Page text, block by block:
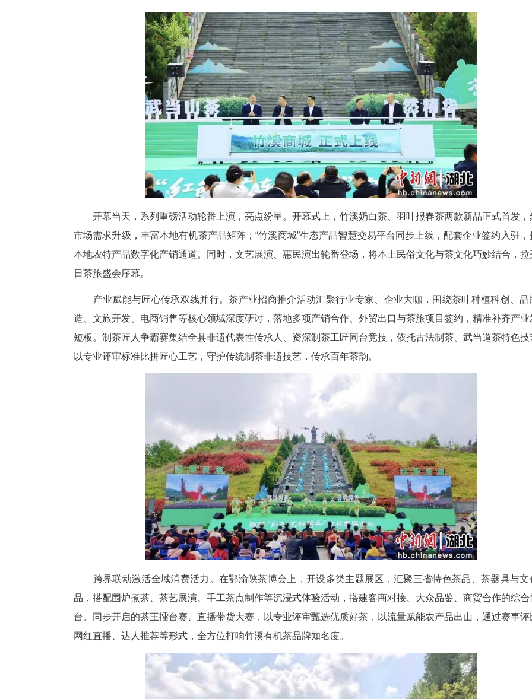
竹溪地处鄂渝陕三省交界，坐拥32万亩优质茶园，是名副其实的“中国茶叶之乡
身“中国茶业百强县”。依托优质生态基底与深厚茶俗文化，当地持续探索“茶区
山”的农旅融合发展路径，已建成2个4A级、12个3A级景区及六十余处乡村旅游景
此次茶旅文化季由武当山茶产业(品牌)联盟主办，本土龙头企业及茶产业协会联合
体、部门指导”原则，精准串联产业发展、非遗传承、文旅休闲、康养度假多元业态。
开幕当天，系列重磅活动轮番上演，亮点纷呈。开幕式上，竹溪奶白茶、羽叶报
市场需求升级，丰富本地有机茶产品矩阵；“竹溪商城”生态产品智慧交易平台同步
本地农特产品数字化产销通道。同时，文艺展演、惠民演出轮番登场，将本土民俗
日茶旅盛会序幕。
产业赋能与匠心传承双线并行。茶产业招商推介活动汇聚行业专家、企业大咖
造、文旅开发、电商销售等核心领域深度研讨，落地多项产销合作、外贸出口与茶
以专业评审标准比拼匠心工艺，守护传统制茶非遗技艺，传承百年茶韵。